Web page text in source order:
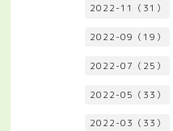
2022-11（31）
2022-09（19）
2022-07（25）
2022-05（33）
2022-03（33）